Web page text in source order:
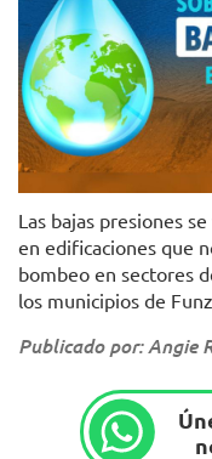
Las bajas presiones
en edificaciones que
bombeo en sectores
los municipios de
Publicado por: Angie